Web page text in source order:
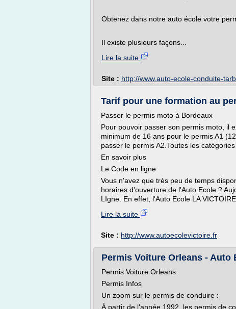
Obtenez dans notre auto école votre
Il existe plusieurs façons...
Lire la suite
Site : http://www.auto-ecole-conduite-
Tarif pour une formation au
Passer le permis moto à Bordeaux
Pour pouvoir passer son permis moto, il
minimum de 16 ans pour le permis A1
passer le permis A2.Toutes les
En savoir plus
Le Code en ligne
Vous n'avez que très peu de temps
horaires d'ouverture de l'Auto Ecole ?
LIgne. En effet, l'Auto Ecole LA VICTOIRE
Lire la suite
Site : http://www.autoecolevictoire.fr
Permis Voiture Orleans - Auto
Permis Voiture Orleans
Permis Infos
Un zoom sur le permis de conduire :
À partir de l'année 1992, les permis de